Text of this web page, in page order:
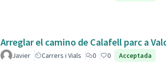
Arreglar el
Javier Carrers i Vials 0 0 Acceptada